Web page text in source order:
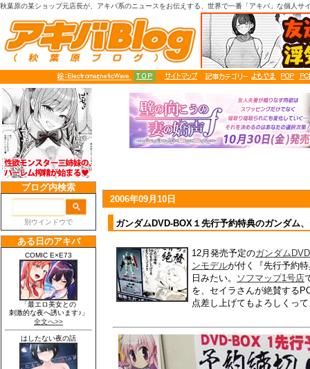
秋葉原の某ショップ元店長が、アキバ系のニュースをお伝えする、世界で一番「アキバ」な個人サ
2006年09月10日
ガンダムDVD-BOX１先行予約特典のガンダム
12月発売予定のガンダム
ンモデルが付く『先行予約
日みたい。
ソフマップ1号店
を、セイラさんが絶賛する
点差し上げてもよろしくっ